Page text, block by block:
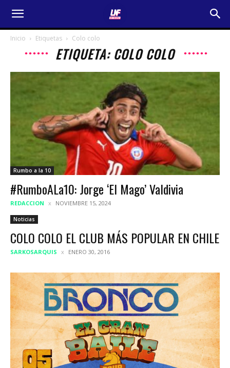
Inicio Etiquetas Colo colo
ETIQUETA: COLO COLO
Rumbo a la 10
#RumboALa10: Jorge ‘El Mago’ Valdivia
REDACCION NOVIEMBRE 15, 2024
Noticias
COLO COLO EL CLUB MÁS POPULAR EN CHILE
SARKOSARQUIS ENERO 30, 2016